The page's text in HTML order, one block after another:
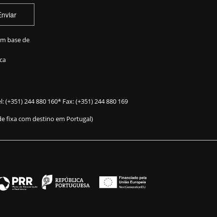
base de
(+351) 244 880 160* Fax: (+351) 244 880 169
fixa com destino em Portugal)